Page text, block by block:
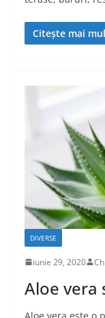
Citește mai
DIVERSE
iunie 29, 2020
Aloe vera